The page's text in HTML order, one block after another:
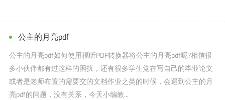
公主的月亮pdf
公主的月亮pdf如何使用福昕PDF转换器将公主的月亮pdf呢?相信很
多小伙伴都有过这样的困扰，还有很多学生党在写自己的毕业论文
或者是老师布置的需要交的文档作业之类的时候，会遇到公主的月
亮pdf的问题，没有关系，今天小编教...